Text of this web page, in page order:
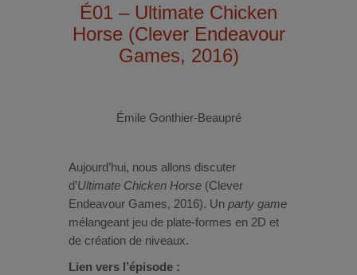
É01 – Ultimate Chicken
Horse (Clever Endeavour
Games, 2016)
Émile Gonthier-Beaupré
Aujourd’hui, nous allons discuter
d’Ultimate Chicken Horse (Clever
Endeavour Games, 2016). Un party game
mélangeant jeu de plate-formes en 2D et
de création de niveaux.
Lien vers l’épisode :